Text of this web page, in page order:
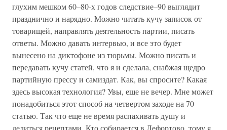
глухим мешком 60–80-х годов следствие–90 выглядит
празднично и нарядно. Можно читать кучу записок от
товарищей, направлять деятельность партии, писать
ответы. Можно давать интервью, и все это будет
вынесено на диктофоне из тюрьмы. Можно писать и
передавать кучу статей, что я и сделала, снабжая щедро
партийную прессу и самиздат. Как, вы спросите? Какая
здесь высокая технология? Увы, еще не вечер. Мне может
понадобиться этот способ на четвертом заходе на 70
статью. Так что еще не время распахивать душу и
делиться рецептами. Кто собирается в Лефортово, тому я